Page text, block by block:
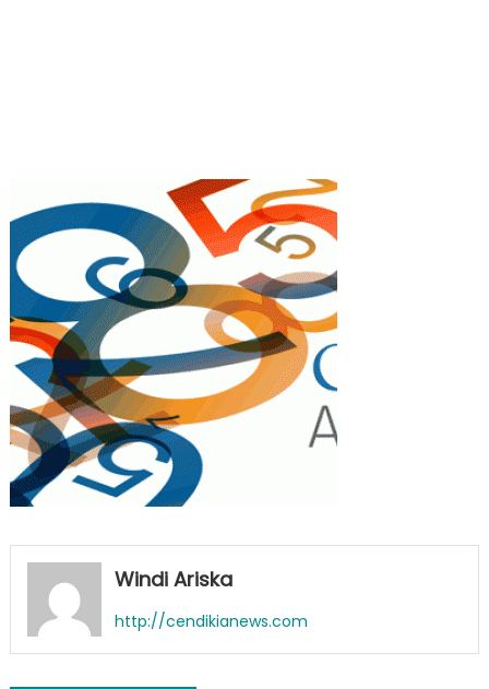
Windi Ariska
http://cendikianews.com